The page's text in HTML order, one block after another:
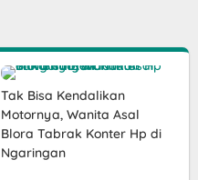
Tak Bisa Kendalikan
Motornya, Wanita Asal
Blora Tabrak Konter Hp di
Ngaringan